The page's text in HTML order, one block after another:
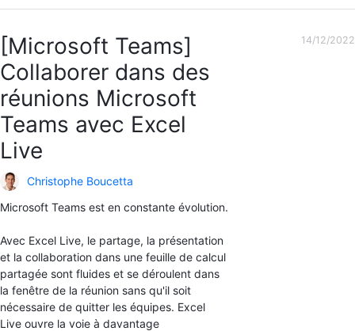
[Microsoft Teams]
Collaborer dans des
réunions Microsoft
Teams avec Excel
Live
Christophe Boucetta
Microsoft Teams est en constante évolution.
Avec Excel Live, le partage, la présentation
et la collaboration dans une feuille de calcul
partagée sont fluides et se déroulent dans
la fenêtre de la réunion sans qu'il soit
nécessaire de quitter les équipes. Excel
Live ouvre la voie à davantage
14/12/2022